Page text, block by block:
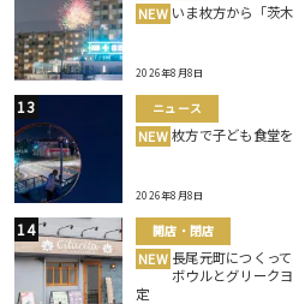
NEW いま枚方から「茨
2026年8月8日
ニュース
NEW 枚方で子ども食堂
2026年8月8日
開店・閉店
NEW 長尾元町につくっ
ボウルとグリーク
定